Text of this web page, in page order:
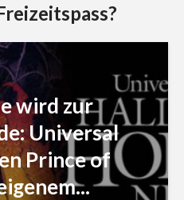
wird zur
Universal
Prince of